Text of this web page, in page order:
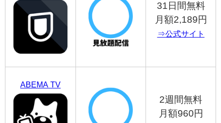
31日間無料
月額2,189円
⇒公式サイト
ABEMA TV
2週間無料
月額960円